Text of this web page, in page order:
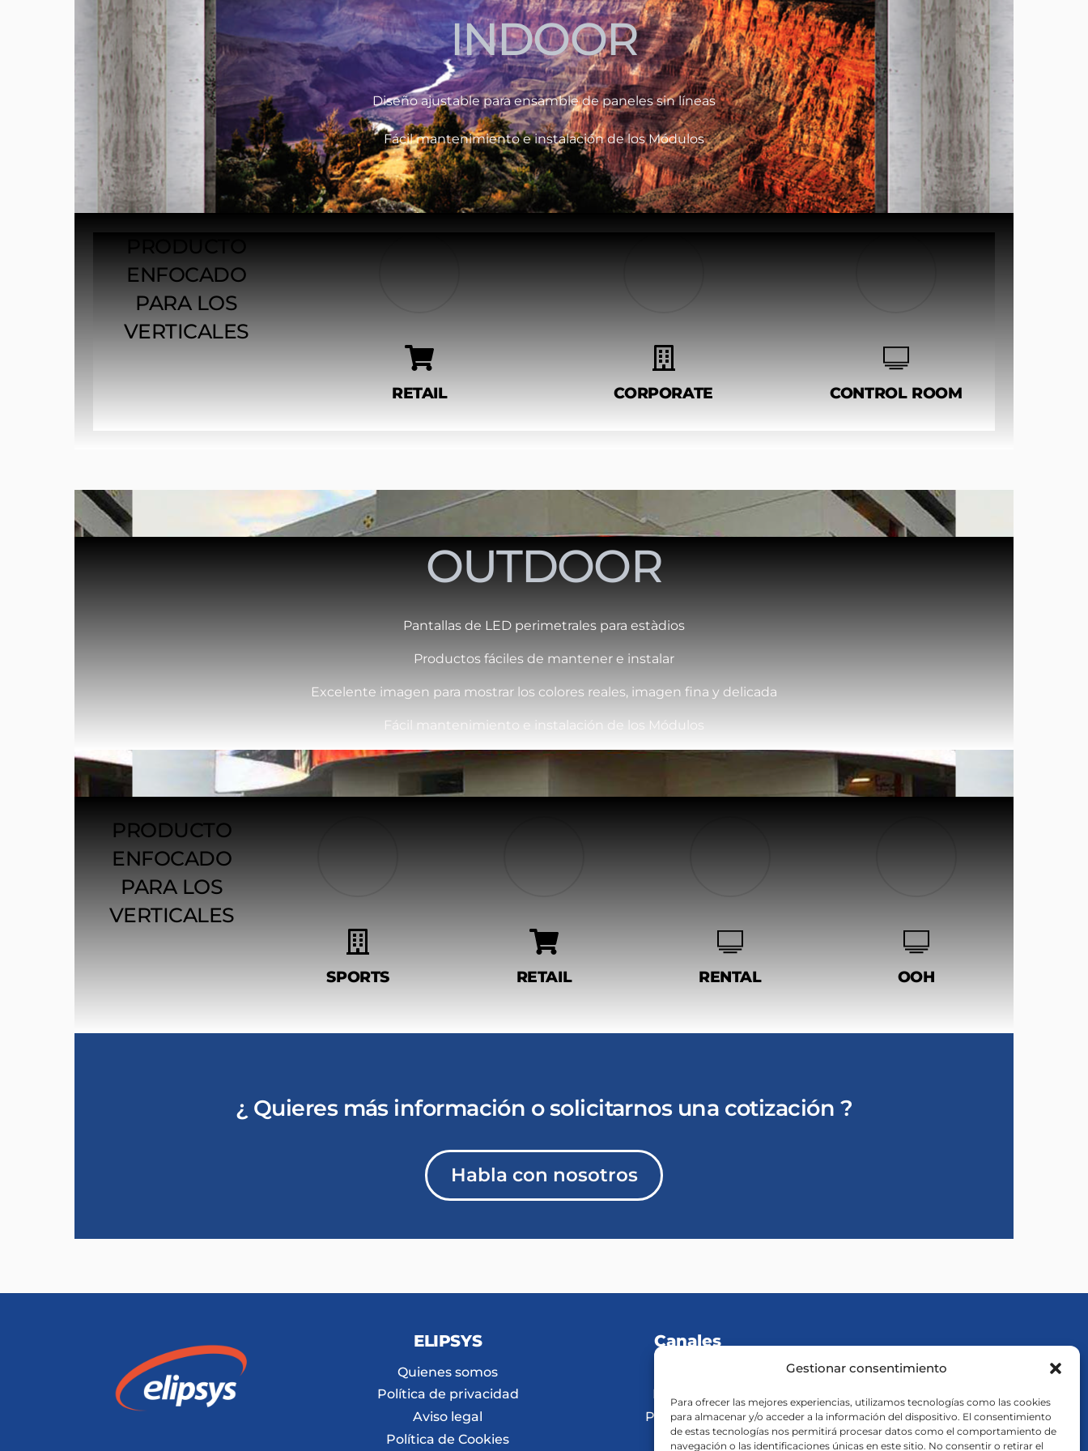
Gestionar consentimiento
Para ofrecer las mejores experiencias, utilizamos tecnologías como las cookies
para almacenar y/o acceder a la información del dispositivo. El consentimiento
de estas tecnologías nos permitirá procesar datos como el comportamiento de
navegación o las identificaciones únicas en este sitio. No consentir o retirar el
INDOOR
Diseño ajustable para ensamble de paneles sin líneas
Fácil mantenimiento e instalación de los Módulos
PRODUCTO
ENFOCADO
PARA LOS
VERTICALES
RETAIL CORPORATE CONTROL ROOM
OUTDOOR
Pantallas de LED perimetrales para estàdios
Productos fáciles de mantener e instalar
Excelente imagen para mostrar los colores reales, imagen fina y delicada
Fácil mantenimiento e instalación de los Módulos
PRODUCTO
ENFOCADO
PARA LOS
VERTICALES
SPORTS RETAIL RENTAL OOH
¿ Quieres más información o solicitarnos una cotización ?
Habla con nosotros
ELIPSYS
Quienes somos
Política de privacidad
Aviso legal
Política de Cookies
Canales
Hospitality
Promocional